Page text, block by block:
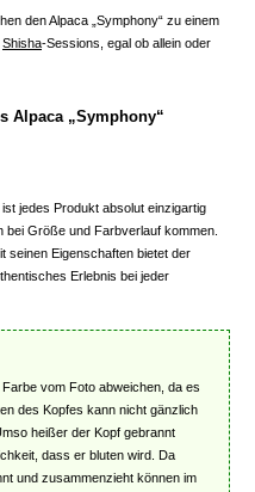
den Alpaca „Symphony“ zu einem
Shisha-Sessions, egal ob allein oder
Alpaca „Symphony“
jedes Produkt absolut einzigartig
bei Größe und Farbverlauf kommen.
seinen Eigenschaften bietet der
Erlebnis bei jeder
vom Foto abweichen, da es
des Kopfes kann nicht gänzlich
heißer der Kopf gebrannt
dass er bluten wird. Da
und zusammenzieht können im